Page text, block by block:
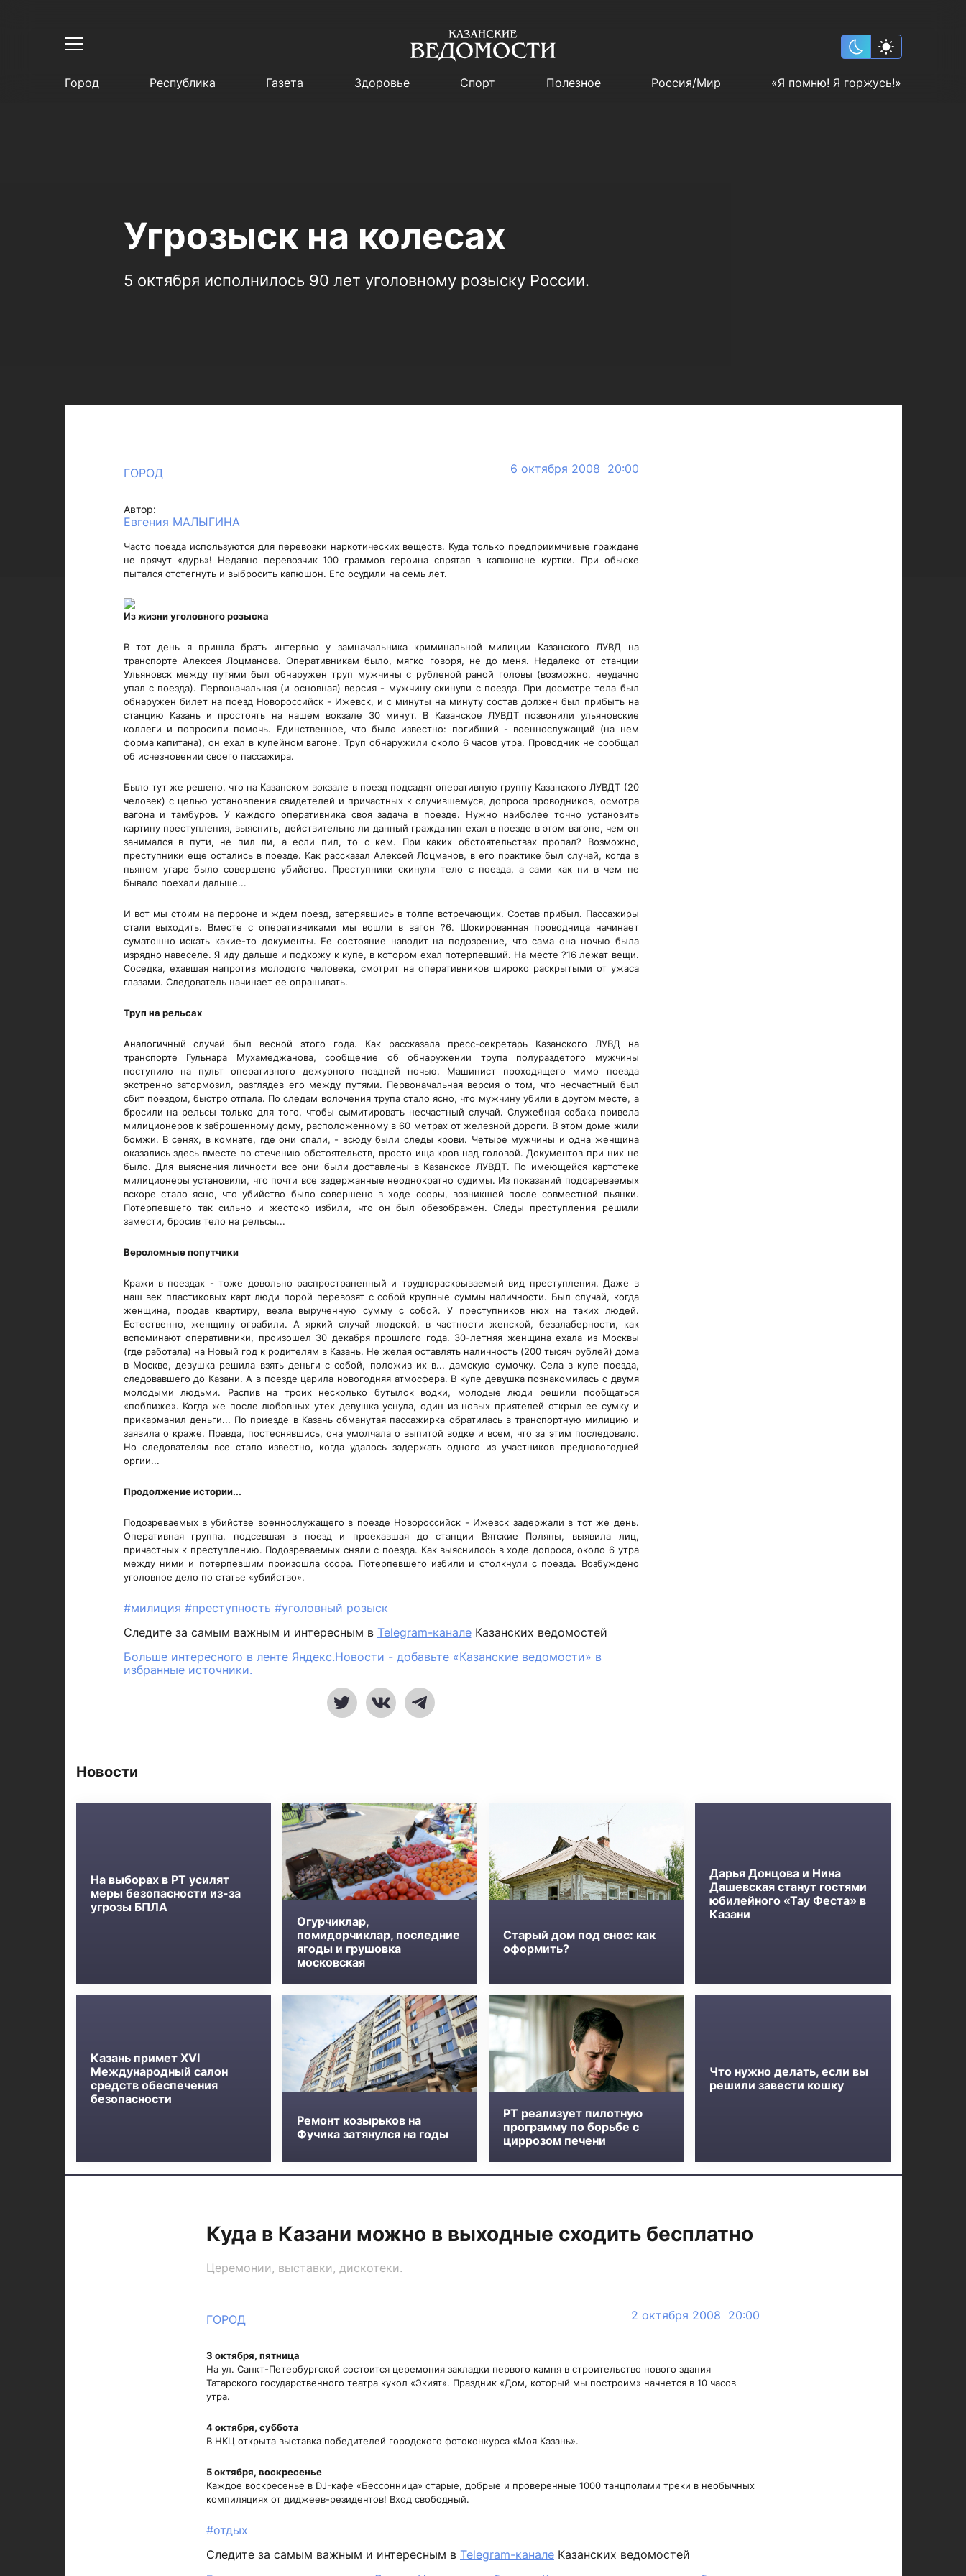
Город Республика Газета Здоровье Спорт Полезное Россия/Мир «Я помню! Я горжусь!»
Угрозыск на колесах
5 октября исполнилось 90 лет уголовному розыску России.
ГОРОД 6 октября 2008 20:00
Автор:
Евгения МАЛЫГИНА
Часто поезда используются для перевозки наркотических веществ. Куда только предприимчивые граждане
не прячут «дурь»! Недавно перевозчик 100 граммов героина спрятал в капюшоне куртки. При обыске
пытался отстегнуть и выбросить капюшон. Его осудили на семь лет.
Из жизни уголовного розыска
В тот день я пришла брать интервью у замначальника криминальной милиции Казанского ЛУВД на
транспорте Алексея Лоцманова. Оперативникам было, мягко говоря, не до меня. Недалеко от станции
Ульяновск между путями был обнаружен труп мужчины с рубленой раной головы (возможно, неудачно
упал с поезда). Первоначальная (и основная) версия - мужчину скинули с поезда. При досмотре тела был
обнаружен билет на поезд Новороссийск - Ижевск, и с минуты на минуту состав должен был прибыть на
станцию Казань и простоять на нашем вокзале 30 минут. В Казанское ЛУВДТ позвонили ульяновские
коллеги и попросили помочь. Единственное, что было известно: погибший - военнослужащий (на нем
форма капитана), он ехал в купейном вагоне. Труп обнаружили около 6 часов утра. Проводник не сообщал
об исчезновении своего пассажира.
Было тут же решено, что на Казанском вокзале в поезд подсадят оперативную группу Казанского ЛУВДТ (20
человек) с целью установления свидетелей и причастных к случившемуся, допроса проводников, осмотра
вагона и тамбуров. У каждого оперативника своя задача в поезде. Нужно наиболее точно установить
картину преступления, выяснить, действительно ли данный гражданин ехал в поезде в этом вагоне, чем он
занимался в пути, не пил ли, а если пил, то с кем. При каких обстоятельствах пропал? Возможно,
преступники еще остались в поезде. Как рассказал Алексей Лоцманов, в его практике был случай, когда в
пьяном угаре было совершено убийство. Преступники скинули тело с поезда, а сами как ни в чем не
бывало поехали дальше...
И вот мы стоим на перроне и ждем поезд, затерявшись в толпе встречающих. Состав прибыл. Пассажиры
стали выходить. Вместе с оперативниками мы вошли в вагон ?6. Шокированная проводница начинает
суматошно искать какие-то документы. Ее состояние наводит на подозрение, что сама она ночью была
изрядно навеселе. Я иду дальше и подхожу к купе, в котором ехал потерпевший. На месте ?16 лежат вещи.
Соседка, ехавшая напротив молодого человека, смотрит на оперативников широко раскрытыми от ужаса
глазами. Следователь начинает ее опрашивать.
Труп на рельсах
Аналогичный случай был весной этого года. Как рассказала пресс-секретарь Казанского ЛУВД на
транспорте Гульнара Мухамеджанова, сообщение об обнаружении трупа полураздетого мужчины
поступило на пульт оперативного дежурного поздней ночью. Машинист проходящего мимо поезда
экстренно затормозил, разглядев его между путями. Первоначальная версия о том, что несчастный был
сбит поездом, быстро отпала. По следам волочения трупа стало ясно, что мужчину убили в другом месте, а
бросили на рельсы только для того, чтобы сымитировать несчастный случай. Служебная собака привела
милиционеров к заброшенному дому, расположенному в 60 метрах от железной дороги. В этом доме жили
бомжи. В сенях, в комнате, где они спали, - всюду были следы крови. Четыре мужчины и одна женщина
оказались здесь вместе по стечению обстоятельств, просто ища кров над головой. Документов при них не
было. Для выяснения личности все они были доставлены в Казанское ЛУВДТ. По имеющейся картотеке
милиционеры установили, что почти все задержанные неоднократно судимы. Из показаний подозреваемых
вскоре стало ясно, что убийство было совершено в ходе ссоры, возникшей после совместной пьянки.
Потерпевшего так сильно и жестоко избили, что он был обезображен. Следы преступления решили
замести, бросив тело на рельсы...
Вероломные попутчики
Кражи в поездах - тоже довольно распространенный и труднораскрываемый вид преступления. Даже в
наш век пластиковых карт люди порой перевозят с собой крупные суммы наличности. Был случай, когда
женщина, продав квартиру, везла вырученную сумму с собой. У преступников нюх на таких людей.
Естественно, женщину ограбили. А яркий случай людской, в частности женской, безалаберности, как
вспоминают оперативники, произошел 30 декабря прошлого года. 30-летняя женщина ехала из Москвы
(где работала) на Новый год к родителям в Казань. Не желая оставлять наличность (200 тысяч рублей) дома
в Москве, девушка решила взять деньги с собой, положив их в... дамскую сумочку. Села в купе поезда,
следовавшего до Казани. А в поезде царила новогодняя атмосфера. В купе девушка познакомилась с двумя
молодыми людьми. Распив на троих несколько бутылок водки, молодые люди решили пообщаться
«поближе». Когда же после любовных утех девушка уснула, один из новых приятелей открыл ее сумку и
прикарманил деньги... По приезде в Казань обманутая пассажирка обратилась в транспортную милицию и
заявила о краже. Правда, постеснявшись, она умолчала о выпитой водке и всем, что за этим последовало.
Но следователям все стало известно, когда удалось задержать одного из участников предновогодней
оргии...
Продолжение истории...
Подозреваемых в убийстве военнослужащего в поезде Новороссийск - Ижевск задержали в тот же день.
Оперативная группа, подсевшая в поезд и проехавшая до станции Вятские Поляны, выявила лиц,
причастных к преступлению. Подозреваемых сняли с поезда. Как выяснилось в ходе допроса, около 6 утра
между ними и потерпевшим произошла ссора. Потерпевшего избили и столкнули с поезда. Возбуждено
уголовное дело по статье «убийство».
#милиция #преступность #уголовный розыск
Следите за самым важным и интересным в Telegram-каналеКазанских ведомостей
Больше интересного в ленте Яндекс.Новости - добавьте «Казанские ведомости» в
избранные источники.
Новости
На выборах в РТ усилят
меры безопасности из-за
угрозы БПЛА
Огурчиклар,
помидорчиклар, последние
ягоды и грушовка
московская
Старый дом под снос: как
оформить?
Дарья Донцова и Нина
Дашевская станут гостями
юбилейного «Тау Феста» в
Казани
Казань примет XVI
Международный салон
средств обеспечения
безопасности
Ремонт козырьков на
Фучика затянулся на годы
РТ реализует пилотную
программу по борьбе с
циррозом печени
Что нужно делать, если вы
решили завести кошку
Куда в Казани можно в выходные сходить бесплатно
Церемонии, выставки, дискотеки.
ГОРОД 2 октября 2008 20:00
3 октября, пятница
На ул. Санкт-Петербургской состоится церемония закладки первого камня в строительство нового здания
Татарского государственного театра кукол «Экият». Праздник «Дом, который мы построим» начнется в 10 часов
утра.
4 октября, суббота
В НКЦ открыта выставка победителей городского фотоконкурса «Моя Казань».
5 октября, воскресенье
Каждое воскресенье в DJ-кафе «Бессонница» старые, добрые и проверенные 1000 танцполами треки в необычных
компиляциях от диджеев-резидентов! Вход свободный.
#отдых
Следите за самым важным и интересным в Telegram-канале Казанских ведомостей